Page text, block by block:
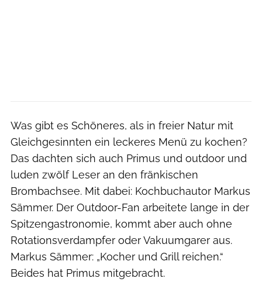
Was gibt es Schöneres, als in freier Natur mit
Gleichgesinnten ein leckeres Menü zu kochen?
Das dachten sich auch Primus und outdoor und
luden zwölf Leser an den fränkischen
Brombachsee. Mit dabei: Kochbuchautor Markus
Sämmer. Der Outdoor-Fan arbeitete lange in der
Spitzengastronomie, kommt aber auch ohne
Rotationsverdampfer oder Vakuumgarer aus.
Markus Sämmer: „Kocher und Grill reichen.“
Beides hat Primus mitgebracht.